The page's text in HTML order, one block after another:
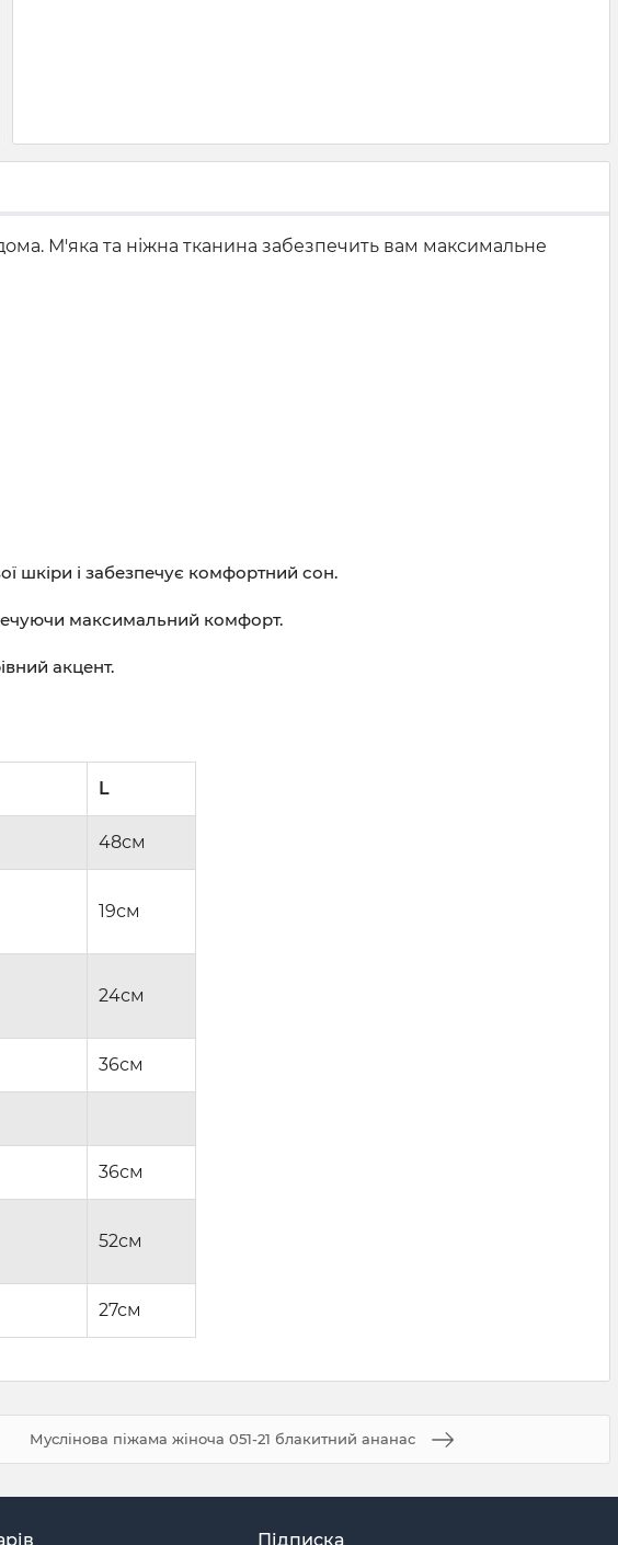
М'яка та ніжна тканина забезпечить вам максимальне
шкіри і забезпечує комфортний сон.
максимальний комфорт.
акцент.
L
48см
19см
24см
36см
36см
52см
27см
Муслінова піжама жіноча 051-21 блакитний ананас
Підписка